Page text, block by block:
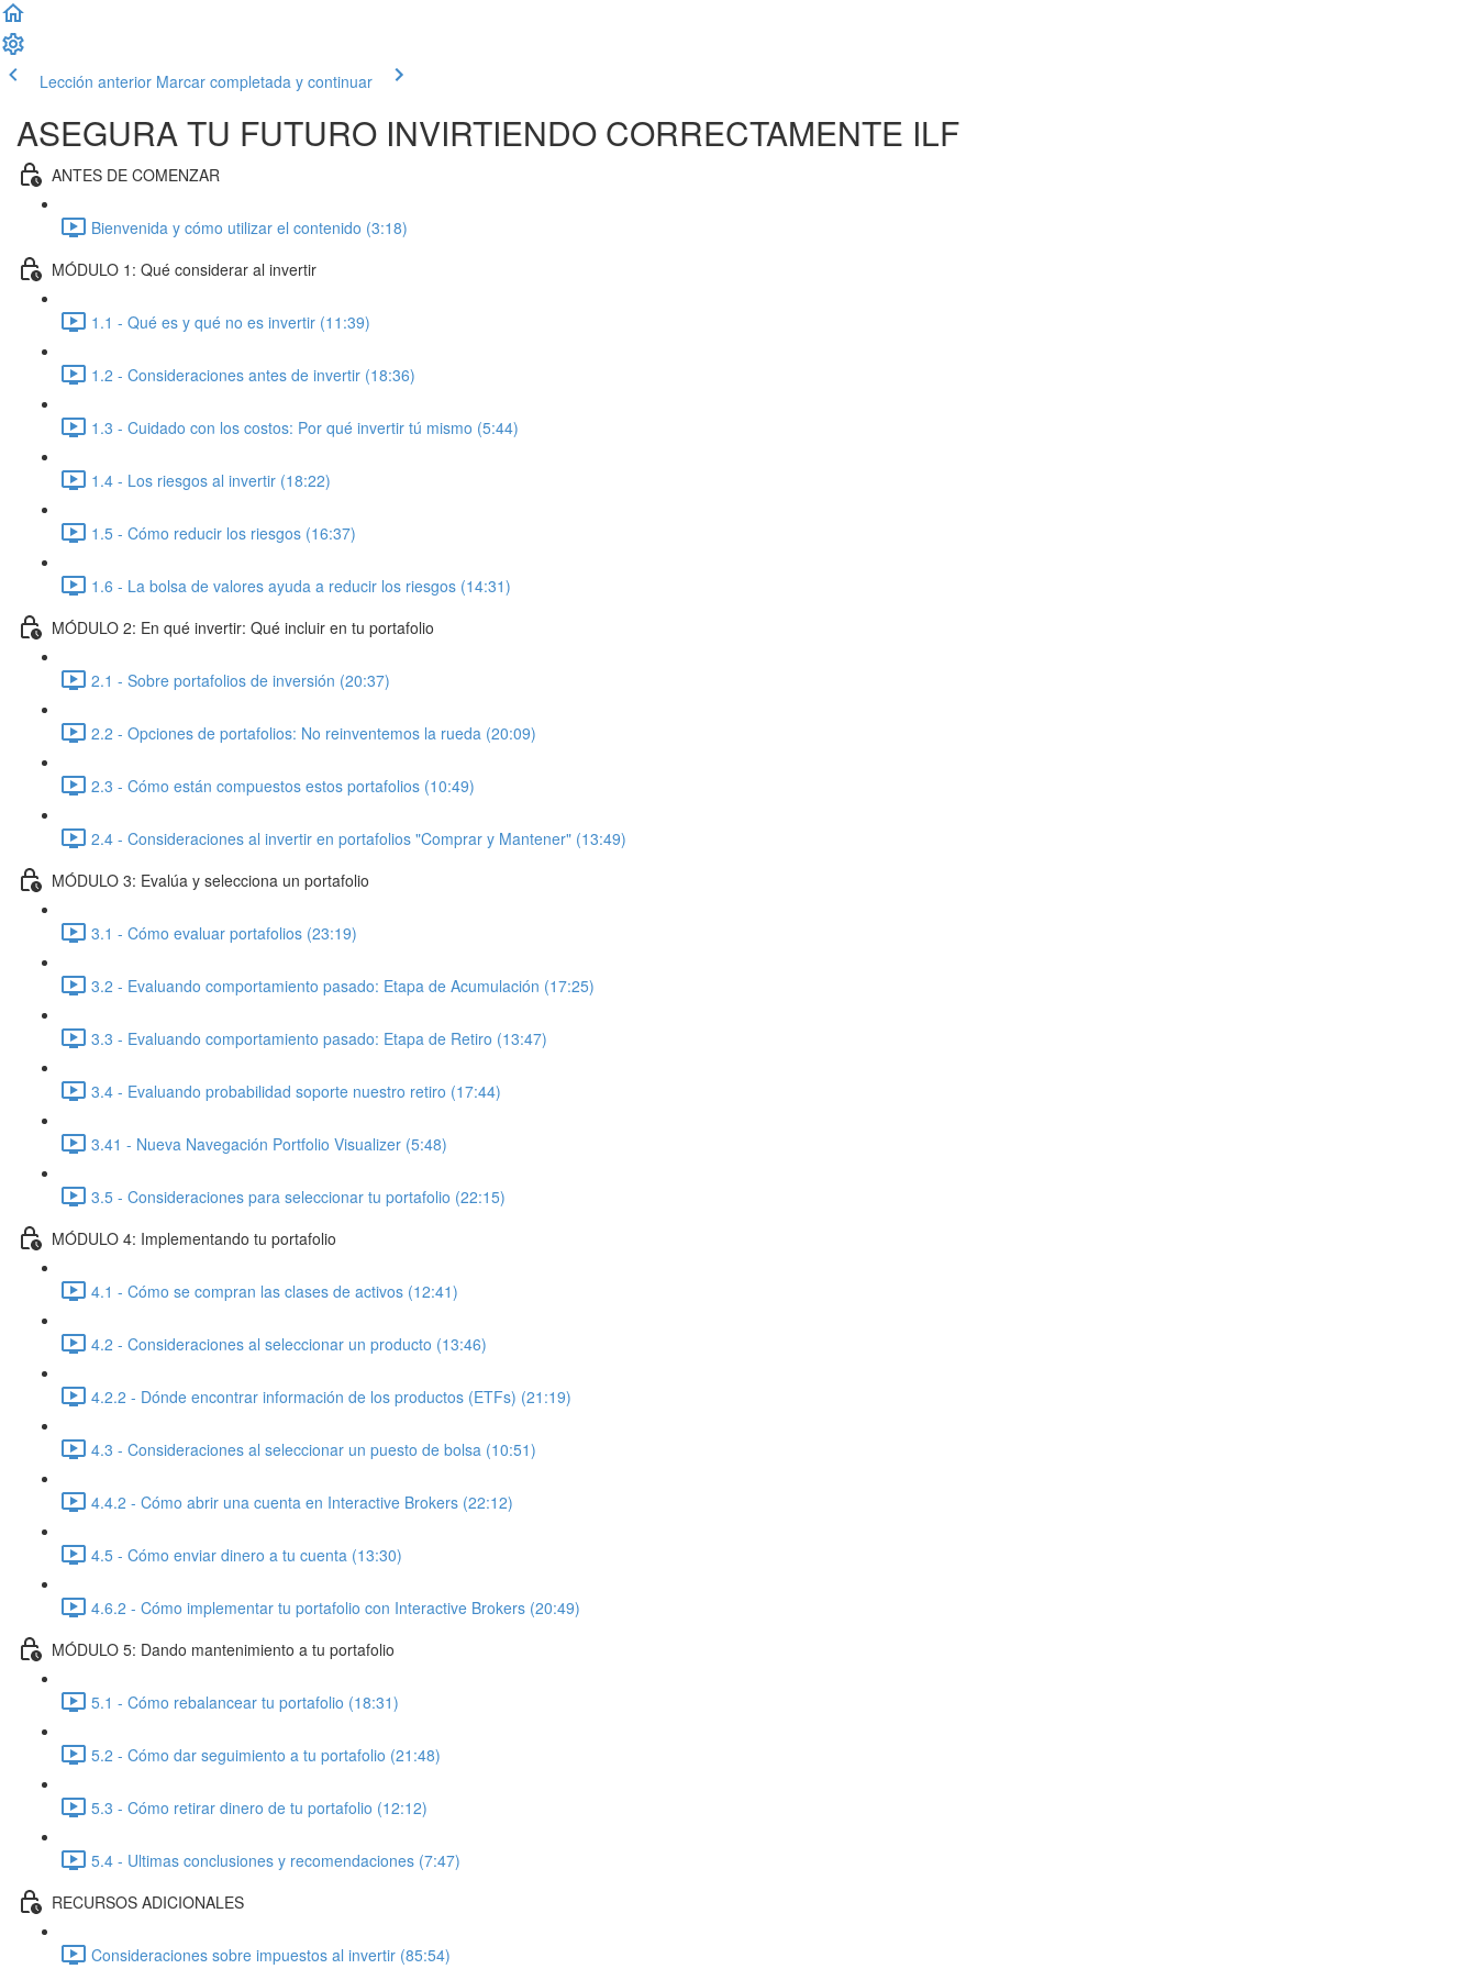
Lección anterior Marcar completada y continuar
ASEGURA TU FUTURO INVIRTIENDO CORRECTAMENTE ILF
ANTES DE COMENZAR
Bienvenida y cómo utilizar el contenido (3:18)
MÓDULO 1: Qué considerar al invertir
1.1 - Qué es y qué no es invertir (11:39)
1.2 - Consideraciones antes de invertir (18:36)
1.3 - Cuidado con los costos: Por qué invertir tú mismo (5:44)
1.4 - Los riesgos al invertir (18:22)
1.5 - Cómo reducir los riesgos (16:37)
1.6 - La bolsa de valores ayuda a reducir los riesgos (14:31)
MÓDULO 2: En qué invertir: Qué incluir en tu portafolio
2.1 - Sobre portafolios de inversión (20:37)
2.2 - Opciones de portafolios: No reinventemos la rueda (20:09)
2.3 - Cómo están compuestos estos portafolios (10:49)
2.4 - Consideraciones al invertir en portafolios "Comprar y Mantener" (13:49)
MÓDULO 3: Evalúa y selecciona un portafolio
3.1 - Cómo evaluar portafolios (23:19)
3.2 - Evaluando comportamiento pasado: Etapa de Acumulación (17:25)
3.3 - Evaluando comportamiento pasado: Etapa de Retiro (13:47)
3.4 - Evaluando probabilidad soporte nuestro retiro (17:44)
3.41 - Nueva Navegación Portfolio Visualizer (5:48)
3.5 - Consideraciones para seleccionar tu portafolio (22:15)
MÓDULO 4: Implementando tu portafolio
4.1 - Cómo se compran las clases de activos (12:41)
4.2 - Consideraciones al seleccionar un producto (13:46)
4.2.2 - Dónde encontrar información de los productos (ETFs) (21:19)
4.3 - Consideraciones al seleccionar un puesto de bolsa (10:51)
4.4.2 - Cómo abrir una cuenta en Interactive Brokers (22:12)
4.5 - Cómo enviar dinero a tu cuenta (13:30)
4.6.2 - Cómo implementar tu portafolio con Interactive Brokers (20:49)
MÓDULO 5: Dando mantenimiento a tu portafolio
5.1 - Cómo rebalancear tu portafolio (18:31)
5.2 - Cómo dar seguimiento a tu portafolio (21:48)
5.3 - Cómo retirar dinero de tu portafolio (12:12)
5.4 - Ultimas conclusiones y recomendaciones (7:47)
RECURSOS ADICIONALES
Consideraciones sobre impuestos al invertir (85:54)